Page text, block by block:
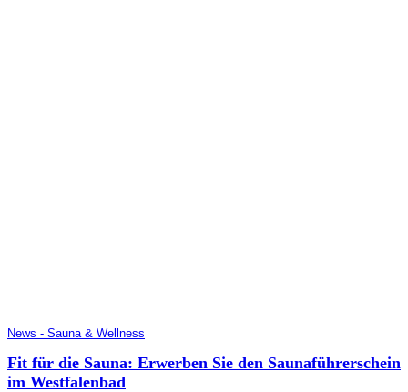
News - Sauna & Wellness
Fit für die Sauna: Erwerben Sie den Saunaführerschein
im Westfalenbad